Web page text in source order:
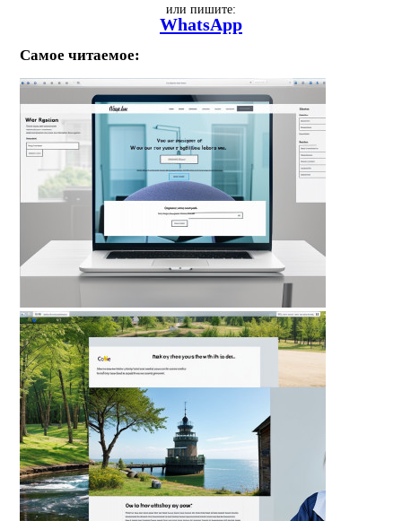
или пишите:
WhatsApp
Самое читаемое: